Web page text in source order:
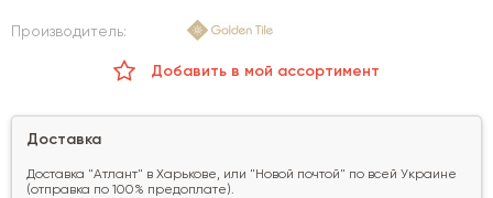
Производитель:
Добавить в мой ассортимент
Доставка
Доставка "Атлант" в Харькове, или "Новой почтой" по всей Украине
(отправка по 100% предоплате).